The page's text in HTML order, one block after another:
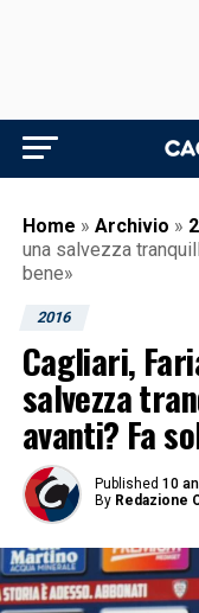
Home » Archivio »
una salvezza
bene»
2016
Cagliari,
salvezza
avanti? Fa
Published 10
By Redazione